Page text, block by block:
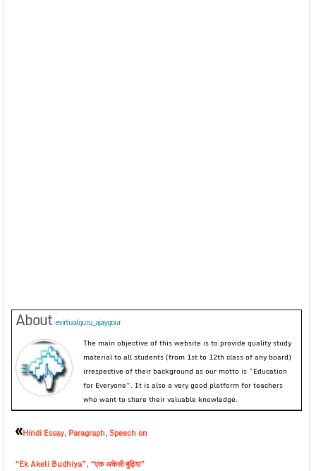
About evirtualguru_ajaygour
The main objective of this website is to provide quality study
material to all students (from 1st to 12th class of any board)
irrespective of their background as our motto is “Education
for Everyone”. It is also a very good platform for teachers
who want to share their valuable knowledge.
«Hindi Essay, Paragraph, Speech on
“Ek Akeli Budhiya”, “एक अकेली बुढ़िया”